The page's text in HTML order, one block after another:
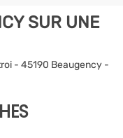
SUR UNE
- 45190 Beaugency -